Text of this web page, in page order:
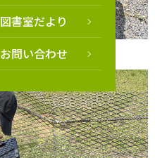
図書室だより
お問い合わせ